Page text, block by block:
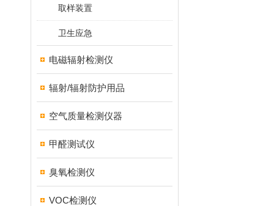
取样装置
卫生应急
电磁辐射检测仪
辐射/辐射防护用品
空气质量检测仪器
甲醛测试仪
臭氧检测仪
VOC检测仪